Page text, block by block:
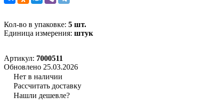
Кол-во в упаковке: 5 шт.
Единица измерения: штук
Артикул: 7000511
Обновлено 25.03.2026
Нет в наличии
Рассчитать доставку
Нашли дешевле?